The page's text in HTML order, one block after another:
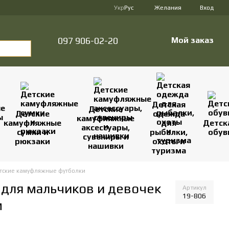
УкрРус Желания Вход
097 906-02-20 Мой заказ
Детские
камуфляжные
сумки и
рюкзаки
Детские
камуфляжные
аксессуары,
сувениры и
нашивки
Детская
одежда
для
рыбалки,
охоты и
туризма
камуфляжные футболки
мальчиков и девочек
Артикул
19-806